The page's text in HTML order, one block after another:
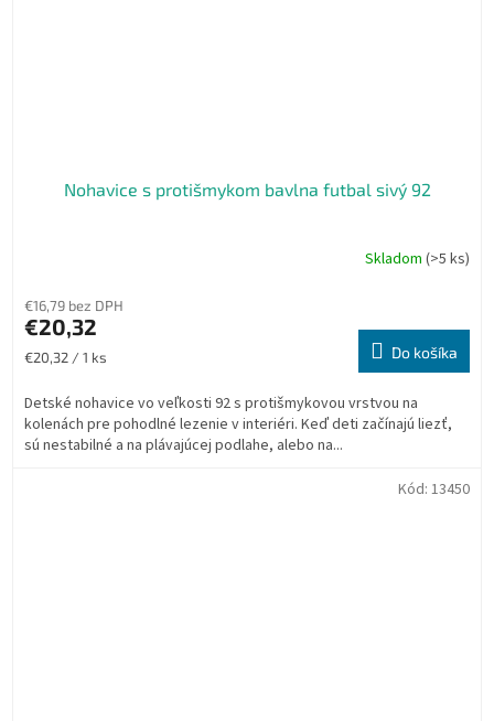
Nohavice s protišmykom bavlna futbal sivý 92
Skladom (>5 ks)
€16,79 bez DPH
€20,32
Jednotková
€20,32 / 1 ks Do košíka
Detské nohavice vo veľkosti 92 s protišmykovou vrstvou na
kolenách pre pohodlné lezenie v interiéri. Keď deti začínajú liezť,
sú nestabilné a na plávajúcej podlahe, alebo na...
Kód: 13450